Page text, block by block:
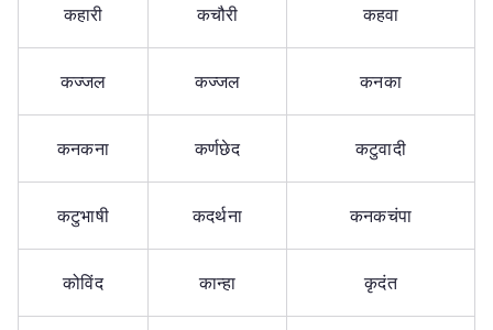
कहारी कचौरी कहवा
कज्जल कज्जल कनका
कनकना कर्णछेद कटुवादी
कटुभाषी कदर्थना कनकचंपा
कोविंद कान्हा कृदंत